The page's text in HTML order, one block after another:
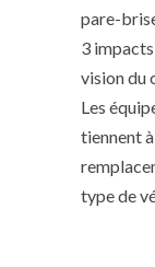
pare-
3
vision du
Les
tiennent
type de